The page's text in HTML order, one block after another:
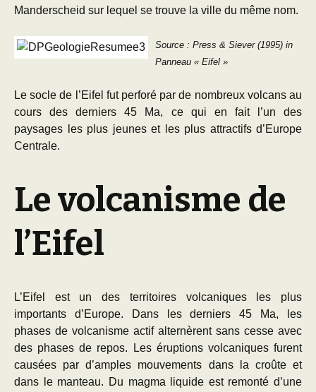
Manderscheid sur lequel se trouve la ville du même nom.
Source : Press & Siever (1995) in
Panneau « Eifel »
Le socle de l’Eifel fut perforé par de nombreux volcans au
cours des derniers 45 Ma, ce qui en fait l’un des
paysages les plus jeunes et les plus attractifs d’Europe
Centrale.
Le volcanisme de
l’Eifel
L’Eifel est un des territoires volcaniques les plus
importants d’Europe. Dans les derniers 45 Ma, les
phases de volcanisme actif alternèrent sans cesse avec
des phases de repos. Les éruptions volcaniques furent
causées par d’amples mouvements dans la croûte et
dans le manteau. Du magma liquide est remonté d’une